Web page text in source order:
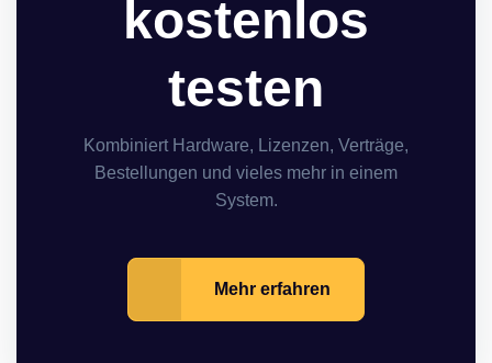
kostenlos
testen
Kombiniert Hardware, Lizenzen, Verträge,
Bestellungen und vieles mehr in einem
System.
Mehr erfahren